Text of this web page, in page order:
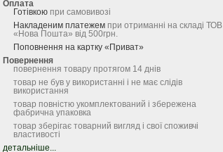
Оплата
Готівкою при самовивозі
Накладеним платежем при отриманні на складі ТОВ
«Нова Пошта» від 500грн.
Поповнення на картку «Приват»
Повернення
повернення товару протягом 14 днів
товар не був у використанні і не має слідів
використання
товар повністю укомплектований і збережена
фабрична упаковка
товар зберігає товарний вигляд і свої споживчі
властивості
детальніше...